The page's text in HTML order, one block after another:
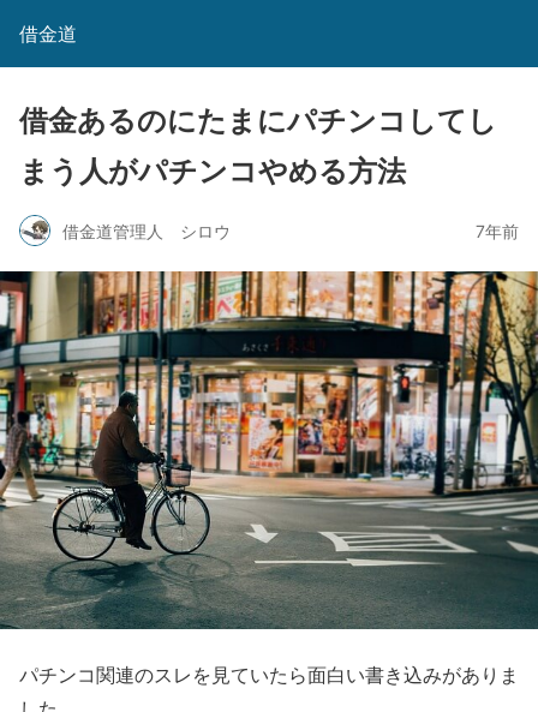
借金道
借金あるのにたまにパチンコしてし
まう人がパチンコやめる方法
借金道管理人 シロウ 7年前
パチンコ関連のスレを見ていたら面白い書き込みがありま